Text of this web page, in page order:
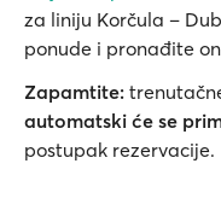
za liniju Korčula –
ponude i pronađite
Zapamtite:
automatski će se
postupak rezervacije.